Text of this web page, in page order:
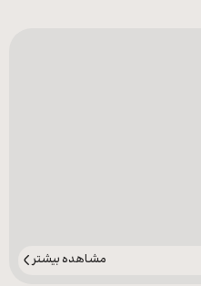
مشاهده بیشتر